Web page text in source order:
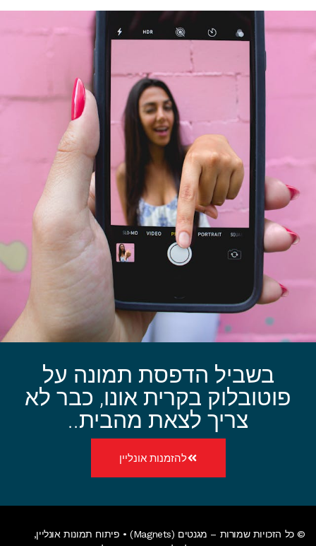
בשביל הדפסת תמונה על
פוטובלוק בקרית אונו, כבר לא
צריך לצאת מהבית..
להזמנות אונליין
© כל הזכויות שמורות – מגנטים (Magnets) • פיתוח תמונות אונליין,